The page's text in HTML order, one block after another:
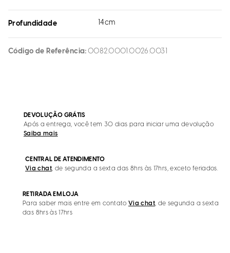
Profundidade 14cm
Código de Referência 0082.0001.0026.0031
DEVOLUÇÃO GRÁTIS
Após a entrega, você tem 30 dias para iniciar uma devolução
Saiba mais
CENTRAL DE ATENDIMENTO
Via chat, de segunda a sexta das 8hrs às 17hrs, exceto feriados.
RETIRADA EM LOJA
Para saber mais entre em contato Via chat, de segunda a sexta
das 8hrs às 17hrs